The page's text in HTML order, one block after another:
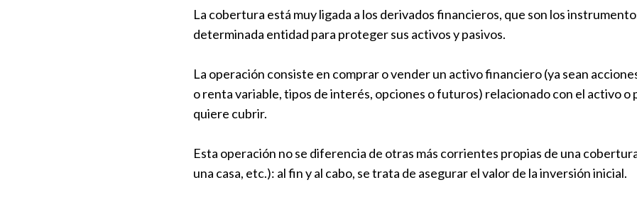
La cobertura está muy ligada a los derivados financieros, que son los
determinada entidad para proteger sus activos y pasivos.
La operación consiste en comprar o vender un activo financiero (ya sean
o renta variable, tipos de interés, opciones o futuros) relacionado con el activo o
quiere cubrir.
Esta operación no se diferencia de otras más corrientes propias de una
una casa, etc.): al fin y al cabo, se trata de asegurar el valor de la inversión inicial.